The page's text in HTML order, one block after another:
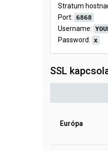
Stratum
Port: 6868
Username:
Password: x
SSL
Európa